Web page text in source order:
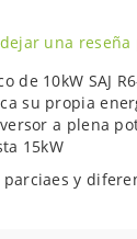
una
de 10kW SAJ
su propia
a plena
15kW
y